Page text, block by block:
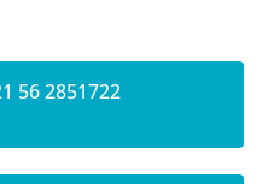
56 2851722